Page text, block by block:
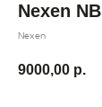
Nexen
Nexen
9000,00 р.